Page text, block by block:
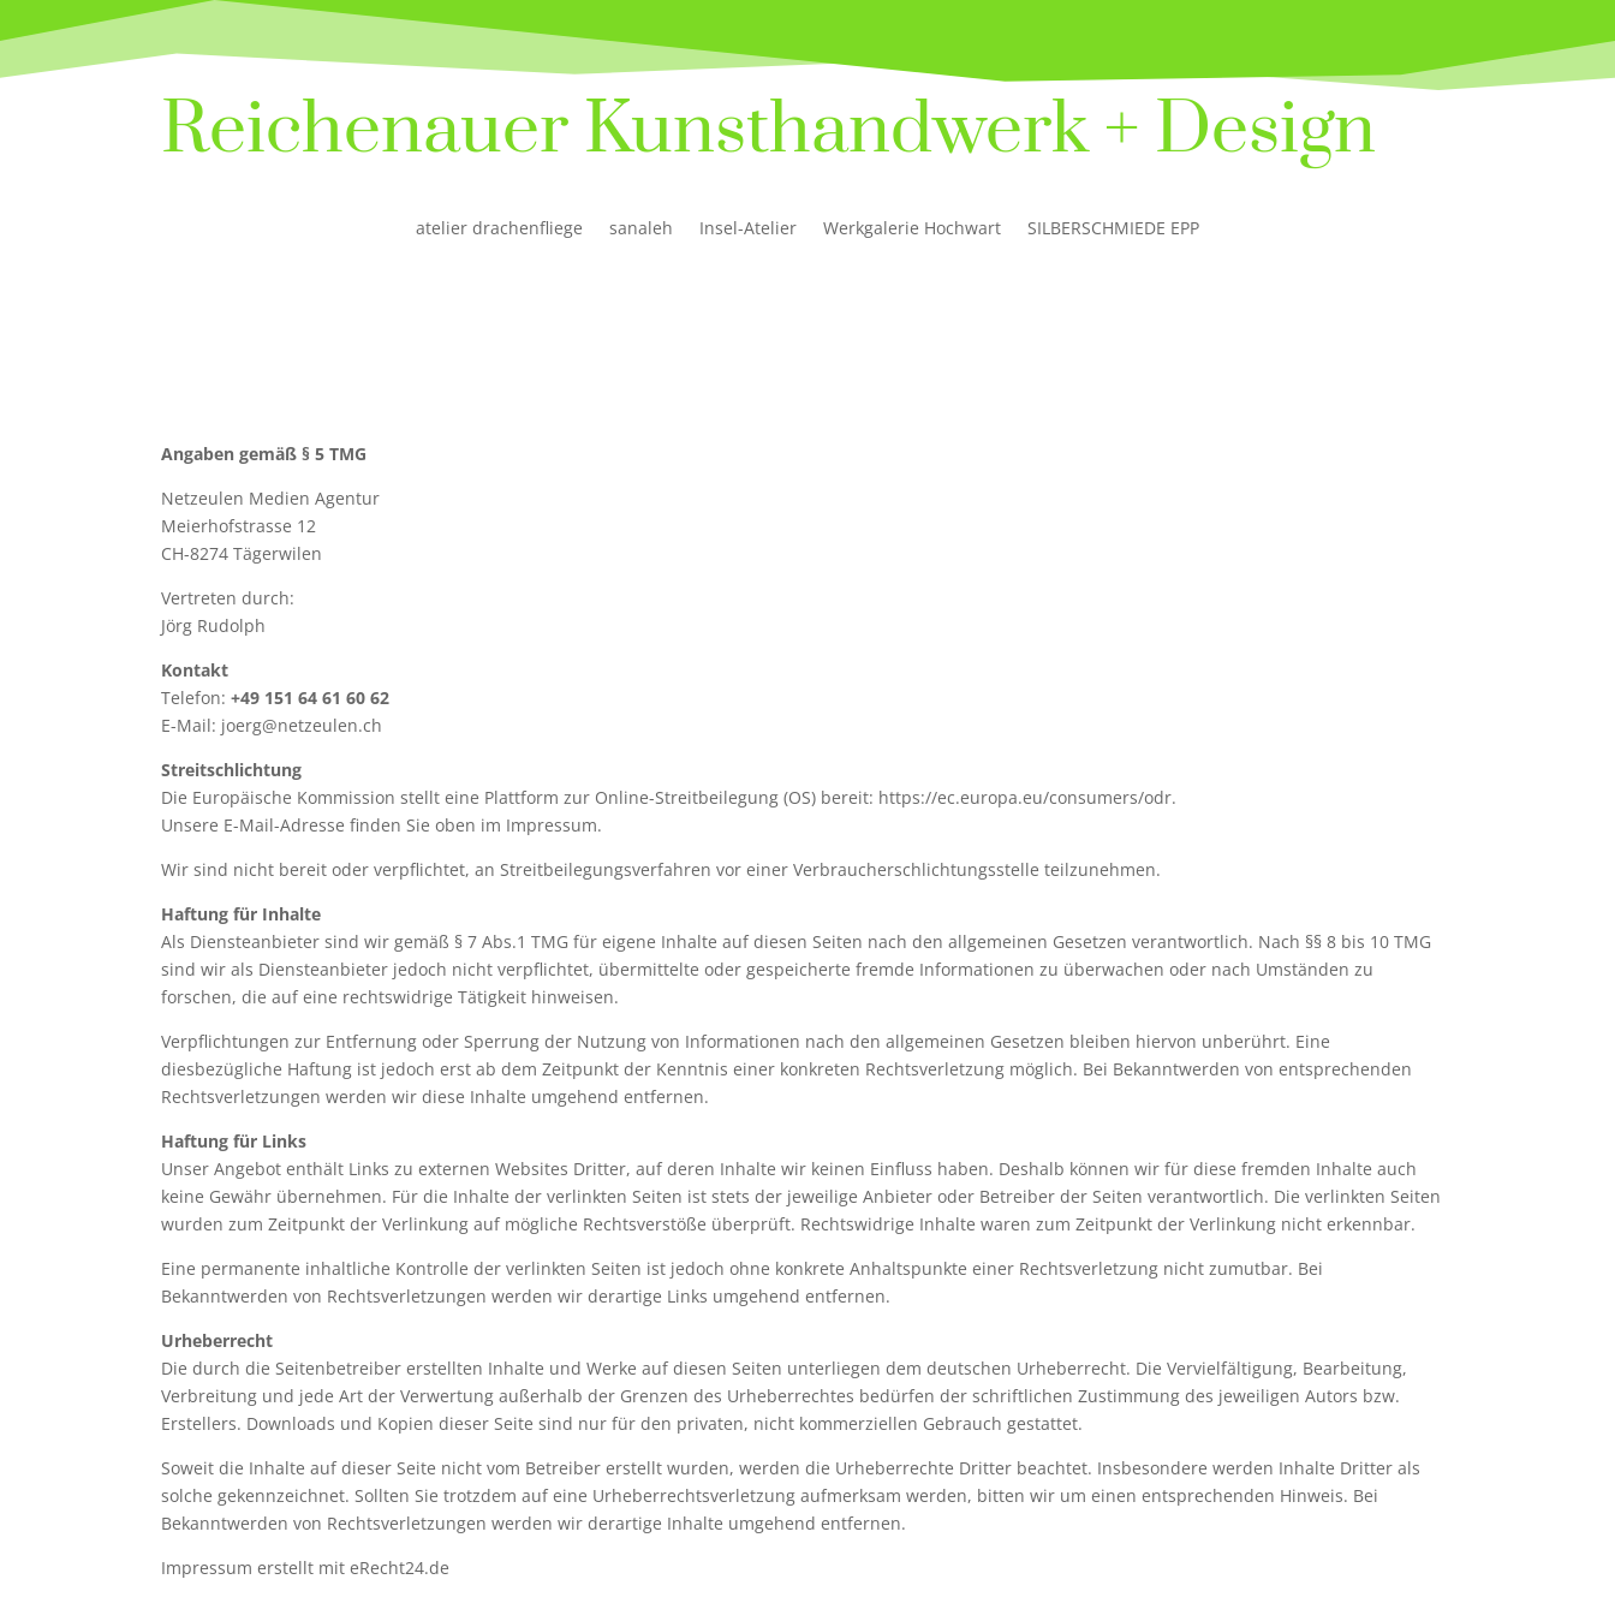
Reiche­nauer Kunsthand­werk + Design
atelier drachenfliege sanaleh Insel-Atelier Werkgalerie Hochwart SILBERSCHMIEDE EPP
Angaben gemäß § 5 TMG
Netzeulen Medien Agentur
Meierhofstrasse 12
CH-8274 Tägerwilen
Vertreten durch:
Jörg Rudolph
Kontakt
Telefon:+49 151 64 61 60 62
E-Mail: joerg@netzeulen.ch
Streitschlichtung
Die Europäische Kommission stellt eine Plattform zur Online-Streitbeilegung (OS) bereit: https://ec.europa.eu/consumers/odr.
Unsere E-Mail-Adresse finden Sie oben im Impressum.
Wir sind nicht bereit oder verpflichtet, an Streitbeilegungsverfahren vor einer Verbraucherschlichtungsstelle teilzunehmen.
Haftung für Inhalte
Als Diensteanbieter sind wir gemäß § 7 Abs.1 TMG für eigene Inhalte auf diesen Seiten nach den allgemeinen Gesetzen verantwortlich. Nach §§ 8 bis 10 TMG
sind wir als Diensteanbieter jedoch nicht verpflichtet, übermittelte oder gespeicherte fremde Informationen zu überwachen oder nach Umständen zu
forschen, die auf eine rechtswidrige Tätigkeit hinweisen.
Verpflichtungen zur Entfernung oder Sperrung der Nutzung von Informationen nach den allgemeinen Gesetzen bleiben hiervon unberührt. Eine
diesbezügliche Haftung ist jedoch erst ab dem Zeitpunkt der Kenntnis einer konkreten Rechtsverletzung möglich. Bei Bekanntwerden von entsprechenden
Rechtsverletzungen werden wir diese Inhalte umgehend entfernen.
Haftung für Links
Unser Angebot enthält Links zu externen Websites Dritter, auf deren Inhalte wir keinen Einfluss haben. Deshalb können wir für diese fremden Inhalte auch
keine Gewähr übernehmen. Für die Inhalte der verlinkten Seiten ist stets der jeweilige Anbieter oder Betreiber der Seiten verantwortlich. Die verlinkten Seiten
wurden zum Zeitpunkt der Verlinkung auf mögliche Rechtsverstöße überprüft. Rechtswidrige Inhalte waren zum Zeitpunkt der Verlinkung nicht erkennbar.
Eine permanente inhaltliche Kontrolle der verlinkten Seiten ist jedoch ohne konkrete Anhaltspunkte einer Rechtsverletzung nicht zumutbar. Bei
Bekanntwerden von Rechtsverletzungen werden wir derartige Links umgehend entfernen.
Urheberrecht
Die durch die Seitenbetreiber erstellten Inhalte und Werke auf diesen Seiten unterliegen dem deutschen Urheberrecht. Die Vervielfältigung, Bearbeitung,
Verbreitung und jede Art der Verwertung außerhalb der Grenzen des Urheberrechtes bedürfen der schriftlichen Zustimmung des jeweiligen Autors bzw.
Erstellers. Downloads und Kopien dieser Seite sind nur für den privaten, nicht kommerziellen Gebrauch gestattet.
Soweit die Inhalte auf dieser Seite nicht vom Betreiber erstellt wurden, werden die Urheberrechte Dritter beachtet. Insbesondere werden Inhalte Dritter als
solche gekennzeichnet. Sollten Sie trotzdem auf eine Urheberrechtsverletzung aufmerksam werden, bitten wir um einen entsprechenden Hinweis. Bei
Bekanntwerden von Rechtsverletzungen werden wir derartige Inhalte umgehend entfernen.
Impressum erstellt mit eRecht24.de